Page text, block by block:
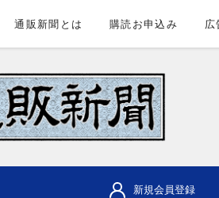
通販新聞とは 購読お申込み 広
新規会員登録